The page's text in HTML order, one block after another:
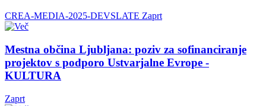
CREA-MEDIA-2025-DEVSLATE Zaprt
Mestna občina Ljubljana: poziv za sofinanciranje
projektov s podporo Ustvarjalne Evrope -
KULTURA
Zaprt